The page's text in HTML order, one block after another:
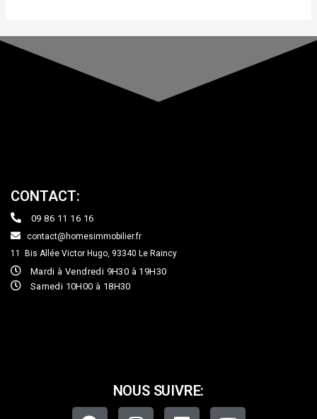
CONTACT:
09 86 11 16 16
contact@homesimmobilier.fr
11 Bis Allée Victor Hugo, 93340 Le Raincy
Mardi à Vendredi 9H30 à 19H30
Samedi 10H00 à 18H30
NOUS SUIVRE: